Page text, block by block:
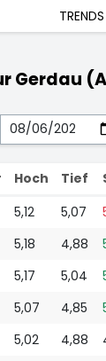
TRENDS
Gerdau
Hoch Tief
5,12 5,07
5,18 4,88
5,17 5,04
5,07 4,85
5,02 4,88